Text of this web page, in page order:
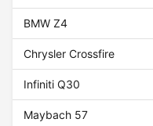
BMW Z4
Chrysler Crossfire
Infiniti Q30
Maybach 57